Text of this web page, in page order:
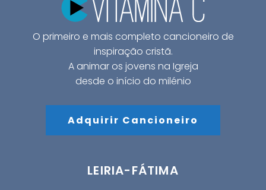
O primeiro e mais completo cancioneiro de
inspiração cristã.
A animar os jovens na Igreja
desde o início do milénio
Adquirir Cancioneiro
LEIRIA-FÁTIMA